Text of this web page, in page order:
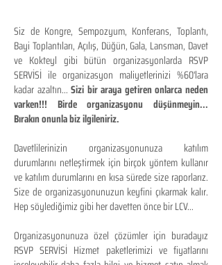
Siz de Kongre, Sempozyum, Konferans, Toplantı,
Bayi Toplantıları, Açılış, Düğün, Gala, Lansman, Davet
ve Kokteyl gibi bütün organizasyonlarda RSVP
SERVİSİ ile organizasyon maliyetlerinizi %60'lara
kadar azaltın...Sizi bir araya getiren onlarca neden
varken!!! Birde organizasyonu düşünmeyin...
Bırakın onunla biz ilgileniriz.
Davetlilerinizin organizasyonunuza katılım
durumlarını netleştirmek için birçok yöntem kullanır
ve katılım durumlarını en kısa sürede size raporlarız.
Size de organizasyonunuzun keyfini çıkarmak kalır.
Hep söylediğimiz gibi her davetten önce bir LCV...
Organizasyonunuza özel çözümler için buradayız
RSVP SERVİSİ Hizmet paketlerimizi ve fiyatlarını